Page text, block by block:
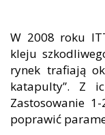
W 2008 roku
kleju
rynek trafiają
katapulty”. Z
Zastosowanie
poprawić